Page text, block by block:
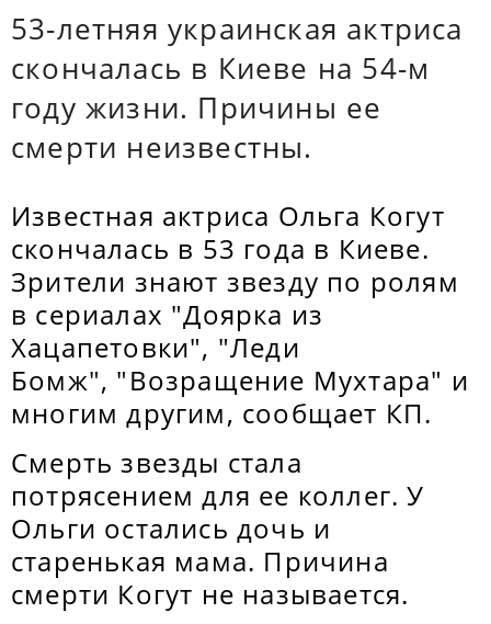
53-летняя украинская актриса
скончалась в Киеве на 54-м
году жизни. Причины ее
смерти неизвестны.
Известная актриса Ольга Когут
скончалась в 53 года в Киеве.
Зрители знают звезду по ролям
в сериалах "Доярка из
Хацапетовки", "Леди
Бомж", "Возращение Мухтара" и
многим другим, сообщает КП.
Смерть звезды стала
потрясением для ее коллег. У
Ольги остались дочь и
старенькая мама. Причина
смерти Когут не называется.